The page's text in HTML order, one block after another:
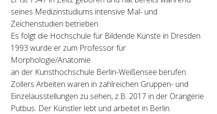
seines Medizinstudiums intensive Mal- und
Zeichenstudien betrieben.
Es folgt die Hochschule für Bildende Künste in Dresden.
1993 wurde er zum Professor für
Morphologie/Anatomie
an der Kunsthochschule Berlin-Weißensee berufen.
Zollers Arbeiten waren in zahlreichen Gruppen- und
Einzelausstellungen zu sehen, z.B. 2017 in der Orangerie
Putbus. Der Künstler lebt und arbeitet in Berlin.